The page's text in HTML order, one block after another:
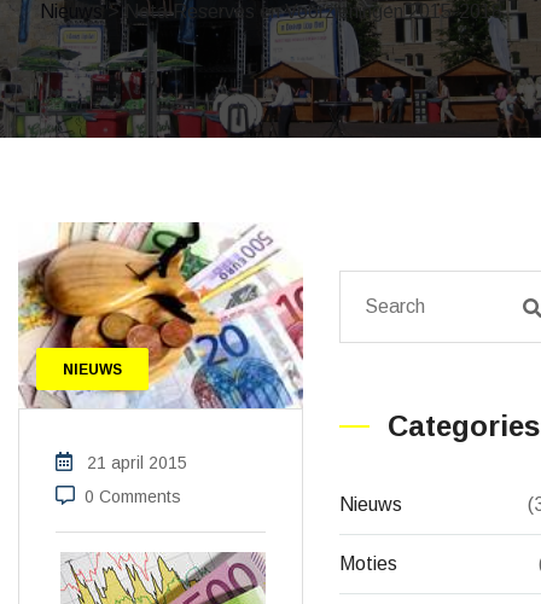
Nieuws> Nota Reserves en Voorzieningen 2015-2018
NIEUWS
21 april 2015
0 Comments
Categories
Nieuws
Moties